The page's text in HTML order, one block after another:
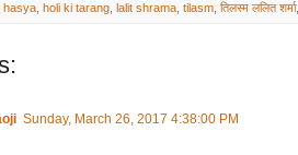
hasya, holi ki tarang, lalit shrama, tilasm, तिलस्म ललित शर्मा,
Sunday, March 26, 2017 4:38:00 PM